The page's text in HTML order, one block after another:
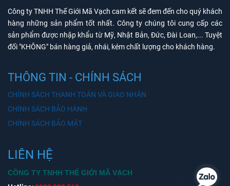
Công ty TNHH Thế Giới Mã Vạch cam kết sẽ đem đến cho quý khách
hàng những sản phẩm tốt nhất. Công ty chúng tôi cung cấp các
sản phẩm được nhập khẩu từ Mỹ, Nhật Bản, Đức, Đài Loan,... Tuyệt
đối "KHÔNG" bán hàng giả, nhái, kém chất lượng cho khách hàng.
THÔNG TIN - CHÍNH SÁCH
CHÍNH SÁCH THANH TOÁN VÀ GIAO NHẬN
CHÍNH SÁCH BẢO HÀNH
CHÍNH SÁCH BẢO MẬT
LIÊN HỆ
CÔNG TY TNHH THẾ GIỚI MÃ VẠCH